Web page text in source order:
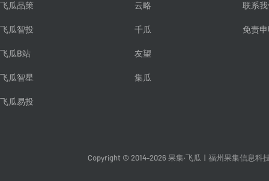
飞瓜品策
飞瓜智投
飞瓜B站
飞瓜智星
飞瓜易投
云略
千瓜
友望
集瓜
联系
免责
Copyright © 2014-2026 果集·飞瓜 福州果集信息科